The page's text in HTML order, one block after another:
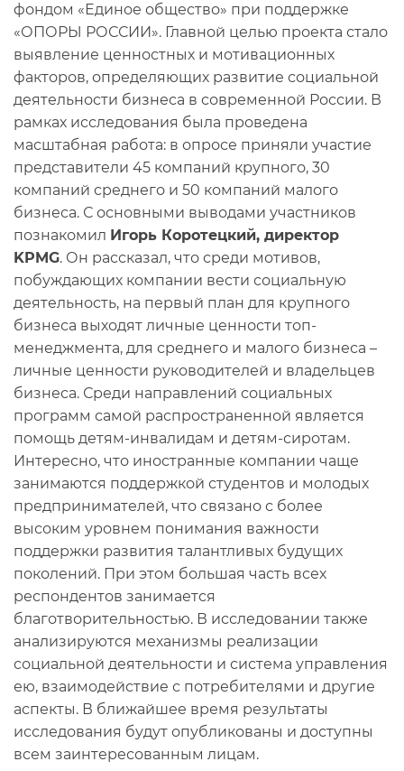
фондом «Единое общество» при поддержке
«ОПОРЫ РОССИИ». Главной целью проекта стало
выявление ценностных и мотивационных
факторов, определяющих развитие социальной
деятельности бизнеса в современной России. В
рамках исследования была проведена
масштабная работа: в опросе приняли участие
представители 45 компаний крупного, 30
компаний среднего и 50 компаний малого
бизнеса. С основными выводами участников
познакомил Игорь Коротецкий, директор
KPMG. Он рассказал, что среди мотивов,
побуждающих компании вести социальную
деятельность, на первый план для крупного
бизнеса выходят личные ценности топ-
менеджмента, для среднего и малого бизнеса –
личные ценности руководителей и владельцев
бизнеса. Среди направлений социальных
программ самой распространенной является
помощь детям-инвалидам и детям-сиротам.
Интересно, что иностранные компании чаще
занимаются поддержкой студентов и молодых
предпринимателей, что связано с более
высоким уровнем понимания важности
поддержки развития талантливых будущих
поколений. При этом большая часть всех
респондентов занимается
благотворительностью. В исследовании также
анализируются механизмы реализации
социальной деятельности и система управления
ею, взаимодействие с потребителями и другие
аспекты. В ближайшее время результаты
исследования будут опубликованы и доступны
всем заинтересованным лицам.